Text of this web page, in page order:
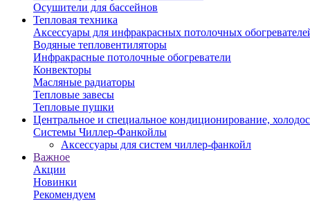
Осушители для бассейнов
Тепловая техника
Аксессуары для инфракрасных потолочных
Водяные тепловентиляторы
Инфракрасные потолочные обогреватели
Конвекторы
Масляные радиаторы
Тепловые завесы
Тепловые пушки
Центральное и специальное кондиционирование,
Системы Чиллер-Фанкойлы
Аксессуары для систем чиллер-фанкойл
Важное
Акции
Новинки
Рекомендуем